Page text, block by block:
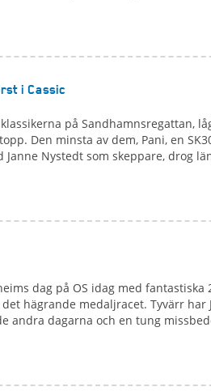
i Cassic
på Sandhamnsregattan,
Den minsta av dem, Pani, en
Nystedt som skeppare, drog
dag på OS idag med fantastiska
hägrande medaljracet. Tyvärr har
andra dagarna och en tung